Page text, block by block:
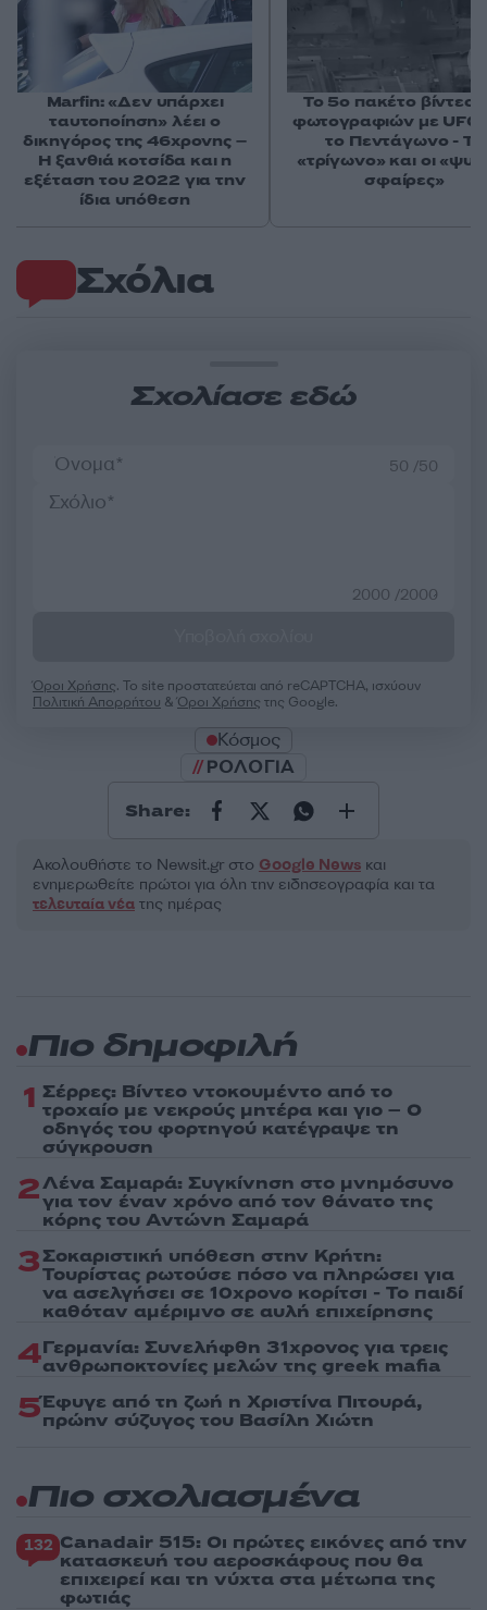
Σχόλια
Σχολίασε εδώ
50 /50
2000 /2000
Όροι Χρήσης. Το site προστατεύεται από reCAPTCHA, ισχύουν
Πολιτική Απορρήτου &Όροι Χρήσης της Google.
Κόσμος
ΡΟΛΟΓΙΑ
Share:
Ακολουθήστε το Νewsit.gr στο Google News και
ενημερωθείτε πρώτοι για όλη την ειδησεογραφία και τα
τελευταία νέα της ημέρας
Marfin: «Δεν υπάρχει
ταυτοποίηση» λέει ο
δικηγόρος της 46χρονης –
Η ξανθιά κοτσίδα και η
εξέταση του 2022 για την
ίδια υπόθεση
Το 5ο πακέτο βίντεο
φωτογραφιών με UFO
το Πεντάγωνο - Το
«τρίγωνο» και οι
σφαίρες»
Πιο δημοφιλή
1 Σέρρες: Βίντεο ντοκουμέντο από το
τροχαίο με νεκρούς μητέρα και γιο – Ο
οδηγός του φορτηγού κατέγραψε τη
σύγκρουση
2Λένα Σαμαρά: Συγκίνηση στο μνημόσυνο
για τον έναν χρόνο από τον θάνατο της
κόρης του Αντώνη Σαμαρά
3Σοκαριστική υπόθεση στην Κρήτη:
Τουρίστας ρωτούσε πόσο να πληρώσει για
να ασελγήσει σε 10χρονο κορίτσι - Το παιδί
καθόταν αμέριμνο σε αυλή επιχείρησης
4Γερμανία: Συνελήφθη 31χρονος για τρεις
ανθρωποκτονίες μελών της greek mafia
5Έφυγε από τη ζωή η Χριστίνα Πιτουρά,
πρώην σύζυγος του Βασίλη Χιώτη
Πιο σχολιασμένα
132 Canadair 515: Οι πρώτες εικόνες από την
κατασκευή του αεροσκάφους που θα
επιχειρεί και τη νύχτα στα μέτωπα της
φωτιάς